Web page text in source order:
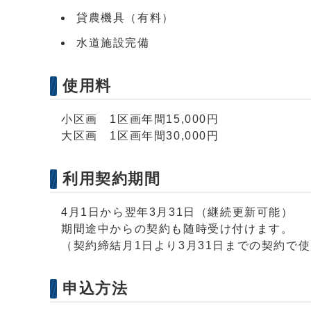
貸農機具（有料）
水道施設完備
使用料
小区画 1区画年間15,000円
大区画 1区画年間30,000円
利用契約期間
4月1日から翌年3月31日（継続更新可能）
期間途中からの契約も随時受け付けます。
（契約締結月1日より3月31日までの契約で
申込方法